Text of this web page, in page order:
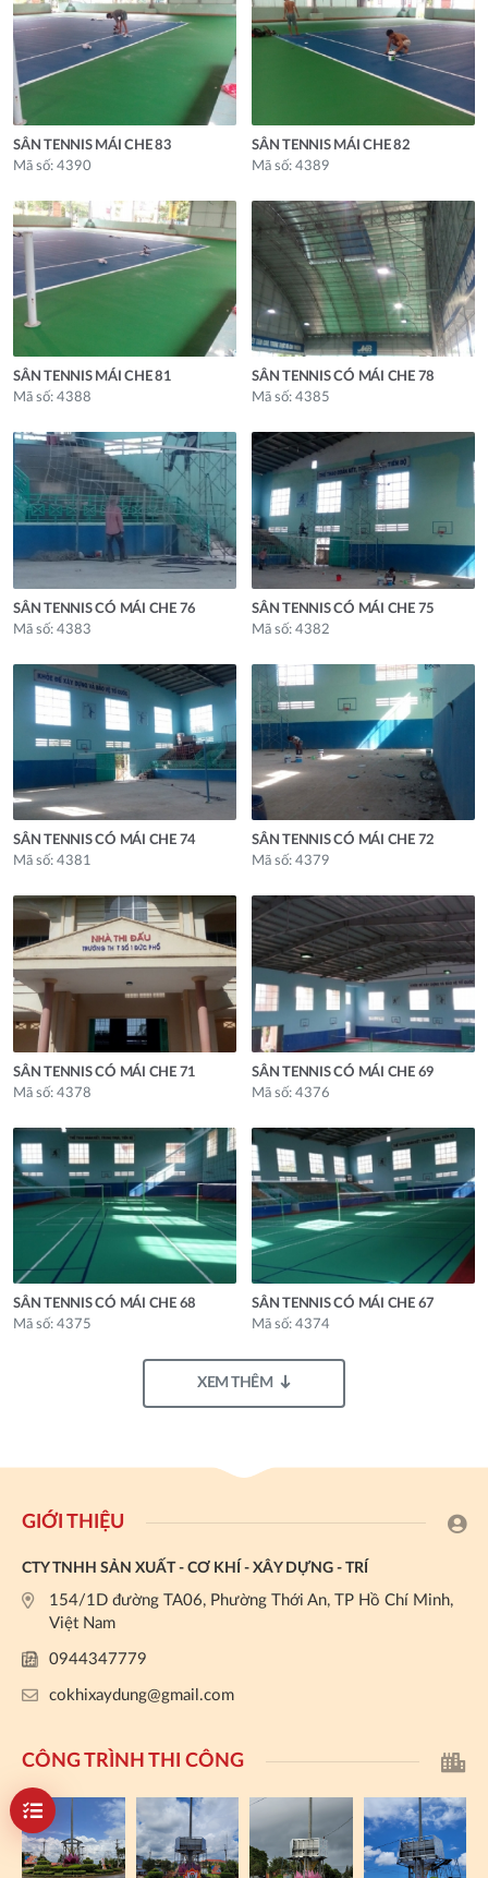
SÂN TENNIS MÁI CHE 83
Mã số: 4390
SÂN TENNIS MÁI CHE 82
Mã số: 4389
SÂN TENNIS MÁI CHE 81
Mã số: 4388
SÂN TENNIS CÓ MÁI CHE 78
Mã số: 4385
SÂN TENNIS CÓ MÁI CHE 76
Mã số: 4383
SÂN TENNIS CÓ MÁI CHE 75
Mã số: 4382
SÂN TENNIS CÓ MÁI CHE 74
Mã số: 4381
SÂN TENNIS CÓ MÁI CHE 72
Mã số: 4379
SÂN TENNIS CÓ MÁI CHE 71
Mã số: 4378
SÂN TENNIS CÓ MÁI CHE 69
Mã số: 4376
SÂN TENNIS CÓ MÁI CHE 68
Mã số: 4375
SÂN TENNIS CÓ MÁI CHE 67
Mã số: 4374
XEM THÊM
GIỚI THIỆU
CTY TNHH SẢN XUẤT - CƠ KHÍ - XÂY DỰNG - TRÍ
154/1D đường TA06, Phường Thới An, TP Hồ Chí Minh,
Việt Nam
0944347779
cokhixaydung@gmail.com
CÔNG TRÌNH THI CÔNG